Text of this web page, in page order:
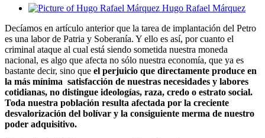
Hugo Rafael Márquez
Decíamos en artículo anterior que la tarea de implantación del Petro
es una labor de Patria y Soberanía. Y ello es así, por cuanto el
criminal ataque al cual está siendo sometida nuestra moneda
nacional, es algo que afecta no sólo nuestra economía, que ya es
bastante decir, sino que el perjuicio que directamente produce en
la más mínima satisfacción de nuestras necesidades y labores
cotidianas, no distingue ideologías, raza, credo o estrato social.
Toda nuestra población resulta afectada por la creciente
desvalorización del bolívar y la consiguiente merma de nuestro
poder adquisitivo.